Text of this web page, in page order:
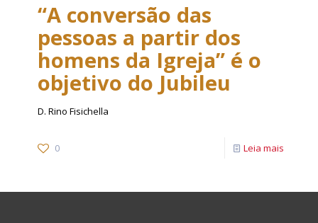
“A conversão das
pessoas a partir dos
homens da Igreja” é o
objetivo do Jubileu
D. Rino Fisichella
0 Leia mais